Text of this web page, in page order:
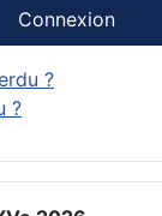
Connexion
?
?